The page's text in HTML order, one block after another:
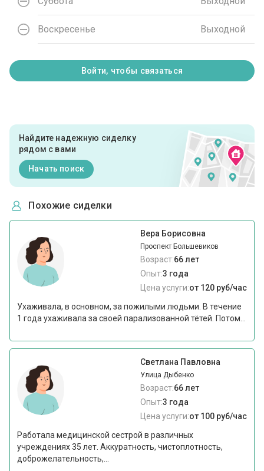
Воскресенье Выходной
Войти, чтобы связаться
Найдите надежную сиделку
рядом с вами
Начать поиск
Похожие сиделки
Вера Борисовна
Проспект Большевиков
Возраст:66 лет
Опыт:3 года
Цена услуги:от 120 руб/час
Ухаживала, в основном, за пожилыми людьми. В течение
1 года ухаживала за своей парализованной тётей. Потом...
Светлана Павловна
Улица Дыбенко
Возраст:66 лет
Опыт:3 года
Цена услуги:от 100 руб/час
Работала медицинской сестрой в различных
учреждениях 35 лет. Аккуратность, чистоплотность,
доброжелательность,...